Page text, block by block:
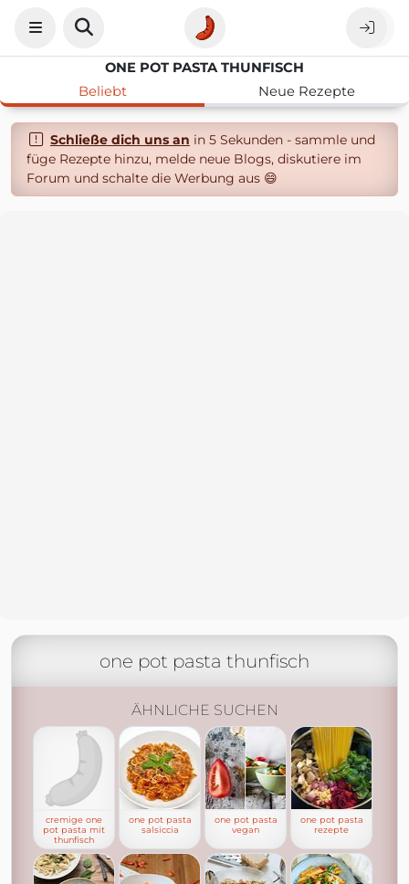
ONE POT PASTA THUNFISCH
Beliebt
Neue Rezepte
Schließe dich uns an in 5 Sekunden - sammle und
füge Rezepte hinzu, melde neue Blogs, diskutiere im
Forum und schalte die Werbung aus 😄
one pot pasta thunfisch
ÄHNLICHE SUCHEN
cremige one
pot pasta mit
thunfisch
one pot pasta
salsiccia
one pot pasta
vegan
one pot pasta
rezepte